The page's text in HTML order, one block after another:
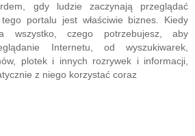
gdy ludzie zaczynają przeglądać
portalu jest właściwie biznes. Kiedy
wszystko, czego potrzebujesz, aby
Internetu, od wyszukiwarek,
plotek i innych rozrywek i informacji,
z niego korzystać coraz